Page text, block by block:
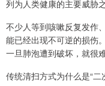
列为人类健康的主要威胁之
不少人等到咳嗽反复发作
能已经出现不可逆的损伤
一旦肺泡遭到破坏，就很
传统清扫方式为什么是“二